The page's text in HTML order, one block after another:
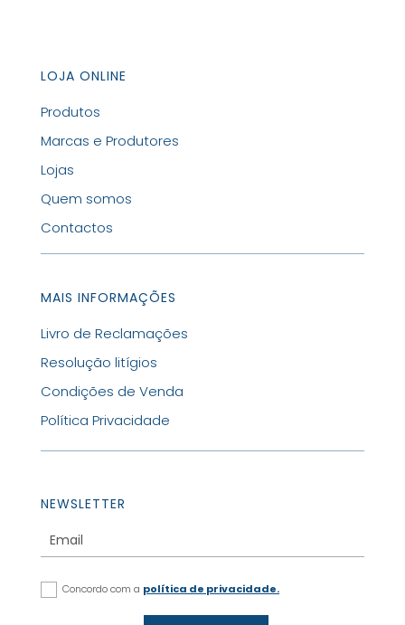
LOJA ONLINE
Produtos
Marcas e Produtores
Lojas
Quem somos
Contactos
MAIS INFORMAÇÕES
Livro de Reclamações
Resolução litígios
Condições de Venda
Política Privacidade
NEWSLETTER
Concordo com a política de privacidade.